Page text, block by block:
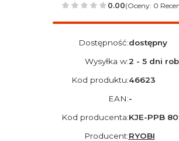
0.00(Oceny: 0
Dostępność:dostępny
Wysyłka w:2 - 5 dni
Kod produktu:46623
EAN:-
Kod producenta:KJE-PPB
Producent:RYOBI